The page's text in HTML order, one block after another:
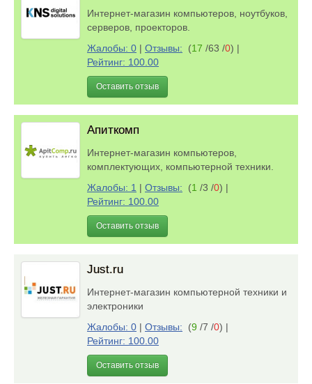
Интернет-магазин компьютеров, ноутбуков,
серверов, проекторов.
Жалобы: 0 | Отзывы: (17 /63 /0) |
Рейтинг: 100.00
Оставить отзыв
Апиткомп
Интернет-магазин компьютеров,
комплектующих, компьютерной техники.
Жалобы: 1 | Отзывы: (1 /3 /0) |
Рейтинг: 100.00
Оставить отзыв
Just.ru
Интернет-магазин компьютерной техники и
электроники
Жалобы: 0 | Отзывы: (9 /7 /0) |
Рейтинг: 100.00
Оставить отзыв